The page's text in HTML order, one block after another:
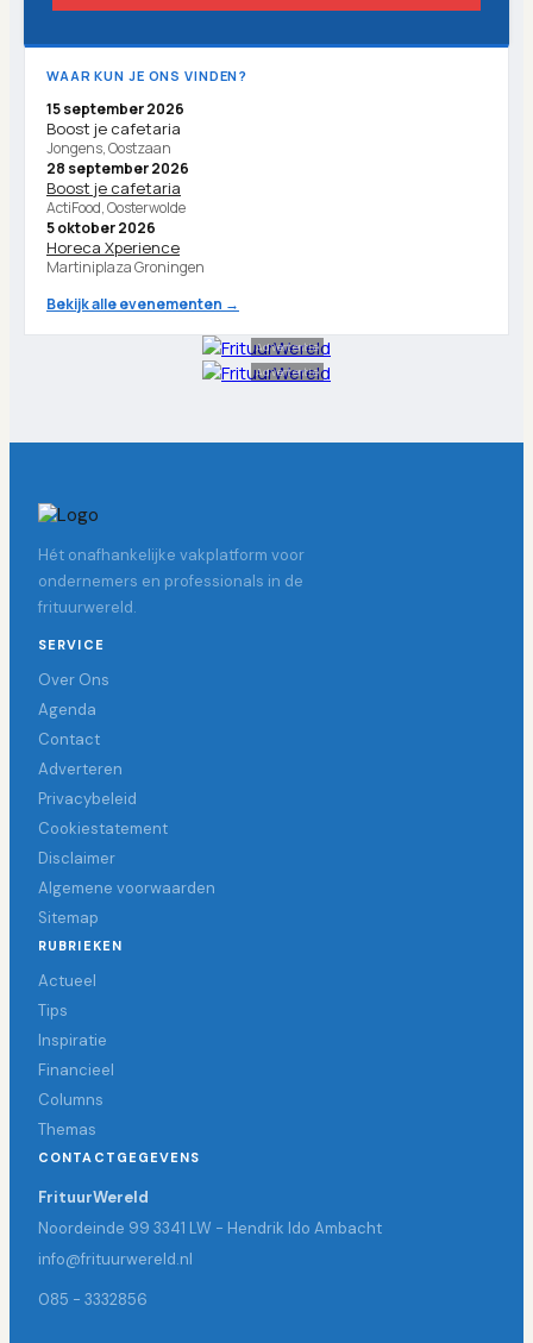
WAAR KUN JE ONS VINDEN?
15 september 2026
Boost je cafetaria
Jongens, Oostzaan
28 september 2026
Boost je cafetaria
ActiFood, Oosterwolde
5 oktober 2026
Horeca Xperience
Martiniplaza Groningen
Bekijk alle evenementen →
Advertentie
Advertentie
Hét onafhankelijke vakplatform voor
ondernemers en professionals in de
frituurwereld.
SERVICE
Over Ons
Agenda
Contact
Adverteren
Privacybeleid
Cookiestatement
Disclaimer
Algemene voorwaarden
Sitemap
RUBRIEKEN
Actueel
Tips
Inspiratie
Financieel
Columns
Themas
CONTACTGEGEVENS
FrituurWereld
Noordeinde 99 3341 LW - Hendrik Ido Ambacht
info@frituurwereld.nl
085 - 3332856